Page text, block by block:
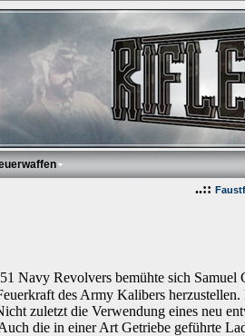
..::
Navy Revolvers bemühte sich
des Army Kalibers
zuletzt die Verwendung eines neu
die in einer Art Getriebe geführte